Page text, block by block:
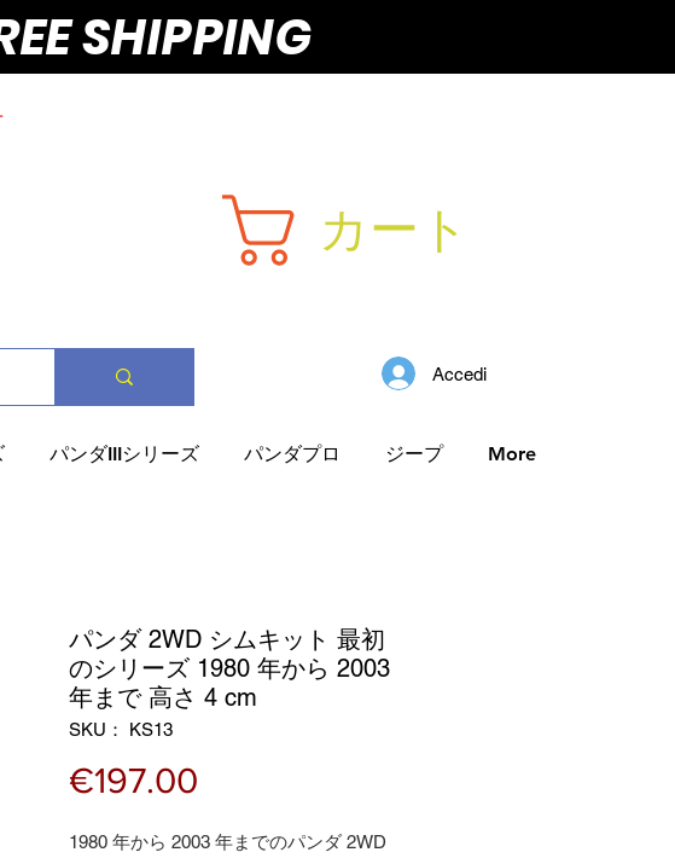
SHIPPING
カート
Accedi
パンダIIIシリーズ パンダプロ ジープ More
パンダ 2WD シムキット 最初
のシリーズ 1980 年から 2003
年まで 高さ 4 cm
SKU： KS13
€197.00
格
1980 年から 2003 年までのパンダ 2WD